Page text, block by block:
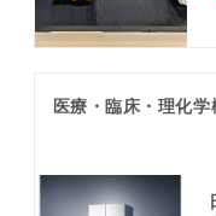
医療・臨床・理化学